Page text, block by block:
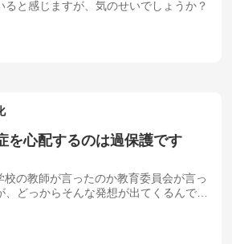
ると感じますが、気のせいでしょうか？
を心配するのは過保護です
の教師が言ったのか教育委員会が言っ
どっからそんな発想が出てくるんです
者の親を持つ子も親の熱中症、心配し
ょ？